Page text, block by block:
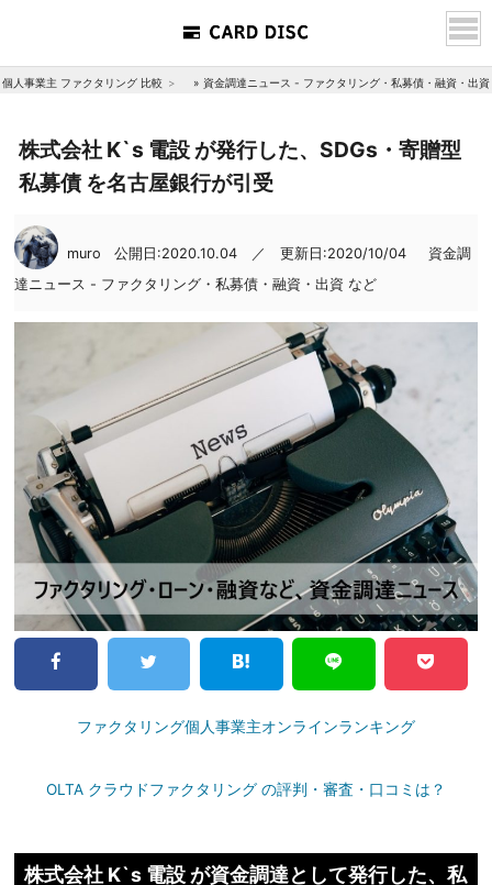
個人事業主 ファクタリング 比較 » 資金調達ニュース - ファクタリング・私募債・融資・出
株式会社 K`s 電設 が発行した、SDGs・寄贈型
私募債 を名古屋銀行が引受
muro 公開日:2020.10.04 ／ 更新日:2020/10/04
資金調
達ニュース - ファクタリング・私募債・融資・出資 など
ファクタリング個人事業主オンラインランキング
OLTA クラウドファクタリング の評判・審査・口コミは？
株式会社 K`s 電設 が資金調達として発行した、私